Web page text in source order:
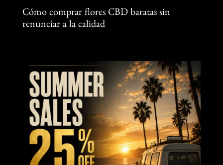
Cómo comprar flores CBD baratas sin
renunciar a la calidad